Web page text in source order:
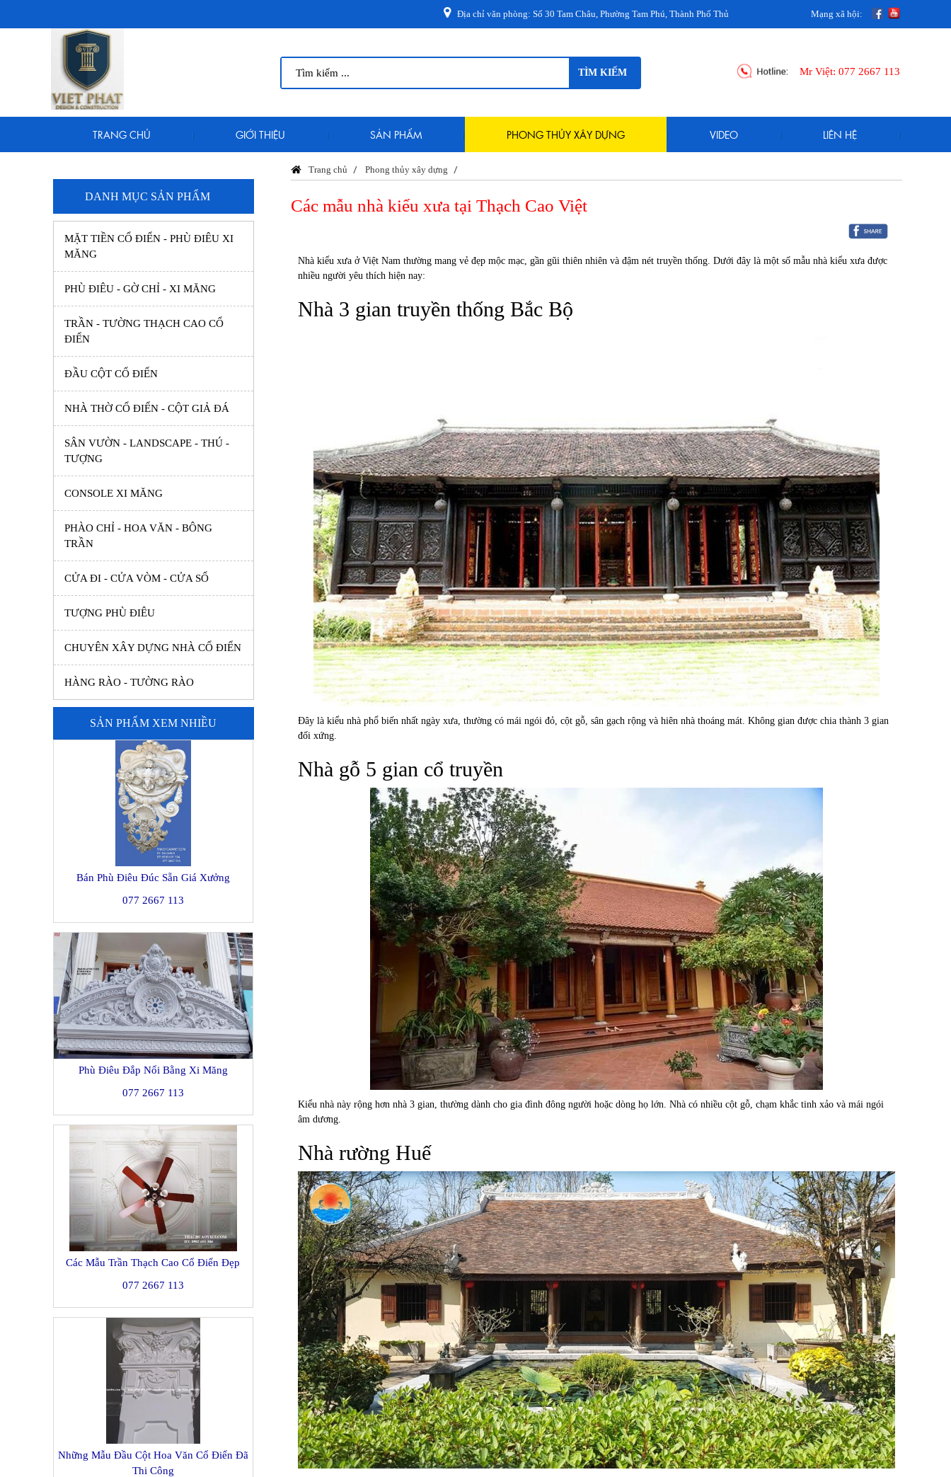
Địa chỉ văn phòng: Số 30 Tam Châu, Phường Tam Phú, Thành Phố Thủ Đức, TPHCM Mạng xã hội:
Mr Việt: 077 2667 113
TÌM KIẾM
TRANG CHỦ GIỚI THIỆU SẢN PHẨM PHONG THỦY XÂY DỰNG VIDEO LIÊN HỆ
DANH MỤC SẢN PHẨM
MẶT TIỀN CỔ ĐIỂN - PHÙ ĐIÊU XI
MĂNG
PHÙ ĐIÊU - GỜ CHỈ - XI MĂNG
TRẦN - TƯỜNG THẠCH CAO CỔ
ĐIỂN
ĐẦU CỘT CỔ ĐIỂN
NHÀ THỜ CỔ ĐIỂN - CỘT GIẢ ĐÁ
SÂN VƯỜN - LANDSCAPE - THÚ -
TƯỢNG
CONSOLE XI MĂNG
PHÀO CHỈ - HOA VĂN - BÔNG
TRẦN
CỬA ĐI - CỬA VÒM - CỬA SỔ
TƯỢNG PHÙ ĐIÊU
CHUYÊN XÂY DỰNG NHÀ CỔ ĐIỂN
HÀNG RÀO - TƯỜNG RÀO
SẢN PHẨM XEM NHIỀU
Bán Phù Điêu Đúc Sẵn Giá Xưởng
077 2667 113
Phù Điêu Đắp Nổi Bằng Xi Măng
077 2667 113
Các Mẫu Trần Thạch Cao Cổ Điển Đẹp
077 2667 113
Những Mẫu Đầu Cột Hoa Văn Cổ Điển Đã
Thi Công
Trang chủ Phong thủy xây dựng
Các mẫu nhà kiểu xưa tại Thạch Cao Việt
Nhà kiểu xưa ở Việt Nam thường mang vẻ đẹp mộc mạc, gần gũi thiên nhiên và đậm nét truyền thống. Dưới đây là một số mẫu nhà kiểu xưa được
nhiều người yêu thích hiện nay:
Nhà 3 gian truyền thống Bắc Bộ
Đây là kiểu nhà phổ biến nhất ngày xưa, thường có mái ngói đỏ, cột gỗ, sân gạch rộng và hiên nhà thoáng mát. Không gian được chia thành 3 gian
đối xứng.
Nhà gỗ 5 gian cổ truyền
Kiểu nhà này rộng hơn nhà 3 gian, thường dành cho gia đình đông người hoặc dòng họ lớn. Nhà có nhiều cột gỗ, chạm khắc tinh xảo và mái ngói
âm dương.
Nhà rường Huế